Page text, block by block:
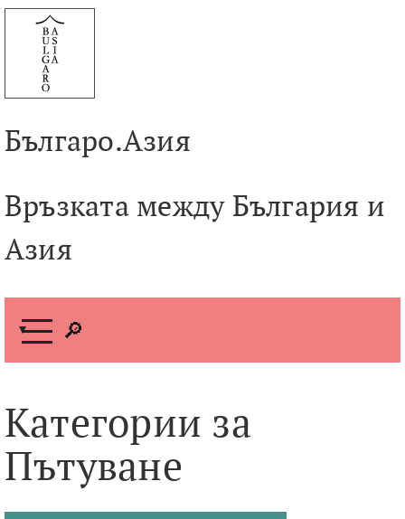
Към
съдържанието
Българо.Азия
Връзката между България и
Азия
М
н
Категории за
Пътуване